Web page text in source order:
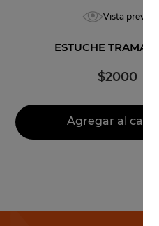
Vista previa
ESTUCHE TRAMA
$2000
Agregar al